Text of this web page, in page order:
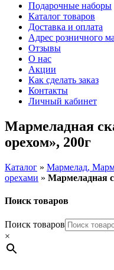
Подарочные наборы
Каталог товаров
Доставка и оплата
Адрес розничного
Отзывы
О нас
Акции
Как сделать заказ
Контакты
Личный кабинет
Мармеладная
орехом», 200г
Каталог » Мармелад,
орехами » Мармеладная
Поиск товаров
Поиск товаров
×